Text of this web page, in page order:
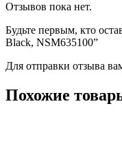
Отзывов пока нет.
Будьте первым, кто
Black, NSM635100”
Для отправки отзыва
Похожие